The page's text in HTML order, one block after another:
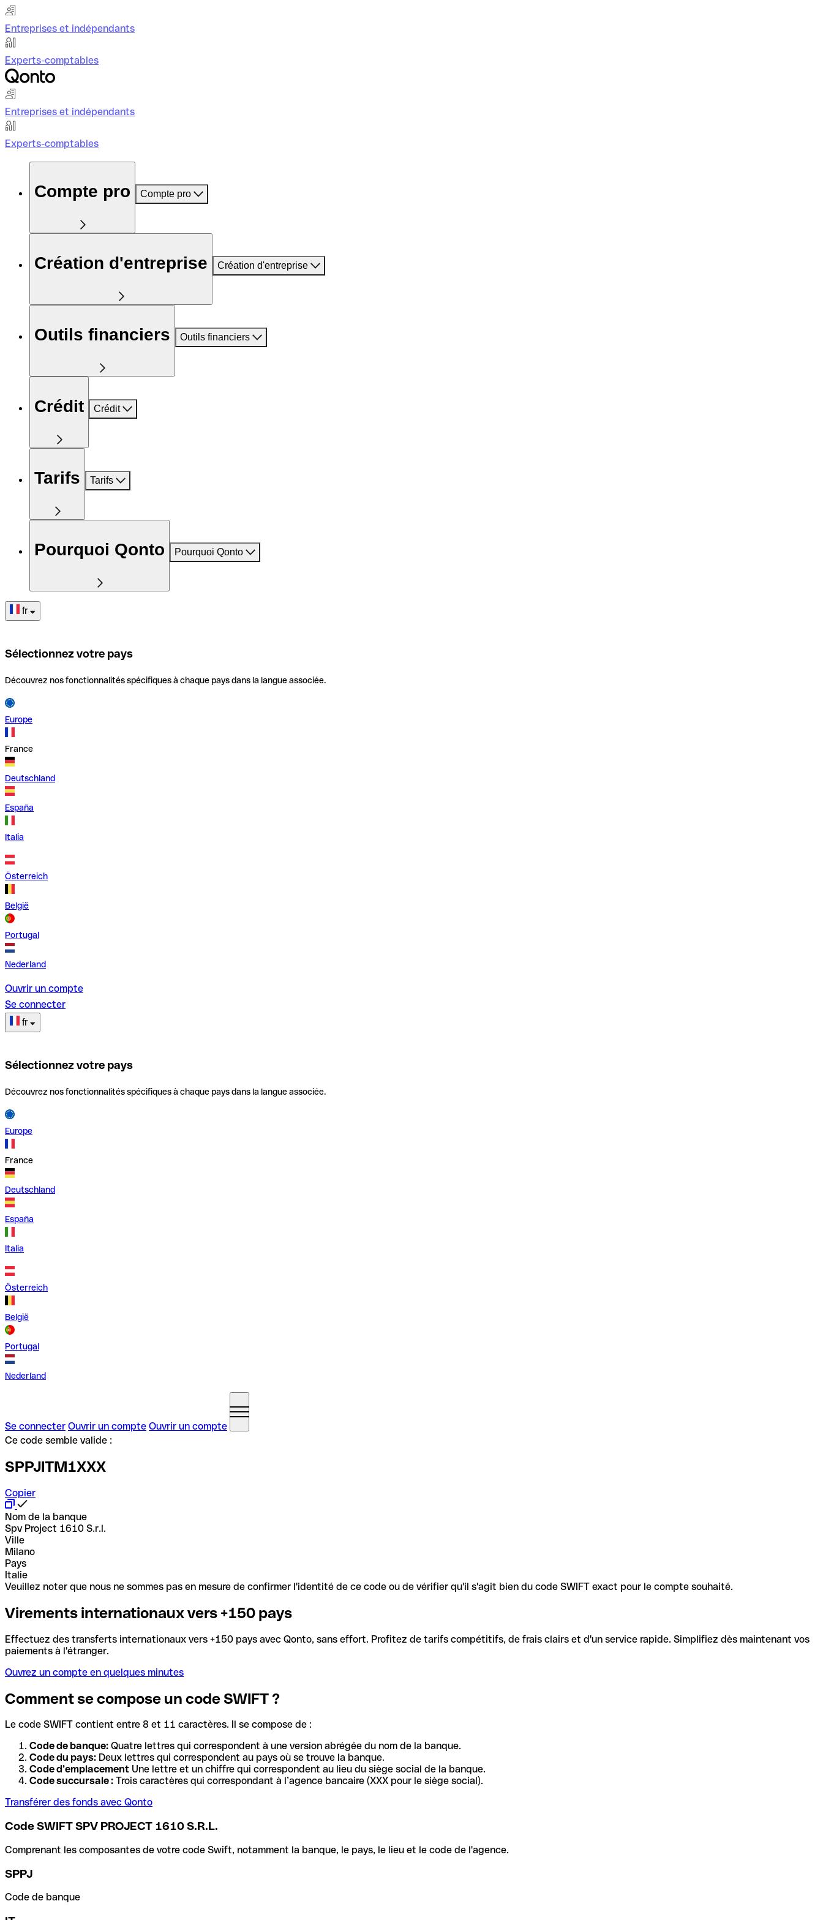
Entreprises et indépendants
Experts-comptables
Entreprises et indépendants
Experts-comptables
Compte pro Compte pro
Création d'entreprise Création d'entreprise
Outils financiers Outils financiers
Crédit Crédit
Tarifs Tarifs
Pourquoi Qonto Pourquoi Qonto
fr
Sélectionnez votre pays
Découvrez nos fonctionnalités spécifiques à chaque pays dans la langue associée.
Europe
France
Deutschland
España
Italia
Österreich
België
Portugal
Nederland
Ouvrir un compte
Se connecter
fr
Sélectionnez votre pays
Découvrez nos fonctionnalités spécifiques à chaque pays dans la langue associée.
Europe
France
Deutschland
España
Italia
Österreich
België
Portugal
Nederland
Se connecter Ouvrir un compte Ouvrir un compte
Ce code semble valide :
SPPJITM1XXX
Copier
Nom de la banque
Spv Project 1610 S.r.l.
Ville
Milano
Pays
Italie
Veuillez noter que nous ne sommes pas en mesure de confirmer l'identité de ce code ou de vérifier qu'il s'agit bien du code SWIFT exact pour le compte souhaité.
Virements internationaux vers +150 pays
Effectuez des transferts internationaux vers +150 pays avec Qonto, sans effort. Profitez de tarifs compétitifs, de frais clairs et d'un service rapide. Simplifiez dès maintenant vos
paiements à l'étranger.
Ouvrez un compte en quelques minutes
Comment se compose un code SWIFT ?
Le code SWIFT contient entre 8 et 11 caractères. Il se compose de :
Code de banque: Quatre lettres qui correspondent à une version abrégée du nom de la banque.
Code du pays: Deux lettres qui correspondent au pays où se trouve la banque.
Code d’emplacement Une lettre et un chiffre qui correspondent au lieu du siège social de la banque.
Code succursale : Trois caractères qui correspondant à l’agence bancaire (XXX pour le siège social).
Transférer des fonds avec Qonto
Code SWIFT SPV PROJECT 1610 S.R.L.
Comprenant les composantes de votre code Swift, notamment la banque, le pays, le lieu et le code de l'agence.
SPPJ
Code de banque